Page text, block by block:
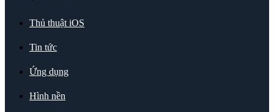
Thủ thuật iOS
Tin tức
Ứng dụng
Hình nền